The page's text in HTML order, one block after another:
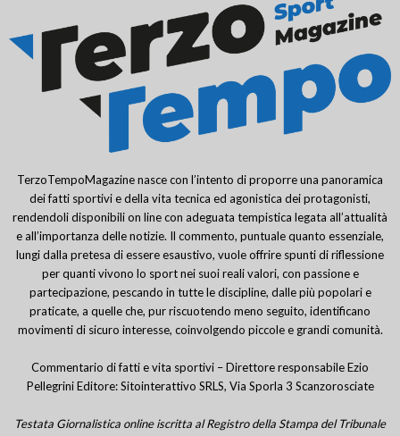
TerzoTempoMagazine nasce con l’intento di proporre una panoramica
dei fatti sportivi e della vita tecnica ed agonistica dei protagonisti,
rendendoli disponibili on line con adeguata tempistica legata all’attualità
e all’importanza delle notizie. Il commento, puntuale quanto essenziale,
lungi dalla pretesa di essere esaustivo, vuole offrire spunti di riflessione
per quanti vivono lo sport nei suoi reali valori, con passione e
partecipazione, pescando in tutte le discipline, dalle più popolari e
praticate, a quelle che, pur riscuotendo meno seguito, identificano
movimenti di sicuro interesse, coinvolgendo piccole e grandi comunità.
Commentario di fatti e vita sportivi – Direttore responsabile Ezio
Pellegrini Editore: Sitointerattivo SRLS, Via Sporla 3 Scanzorosciate
Testata Giornalistica online iscritta al Registro della Stampa del Tribunale